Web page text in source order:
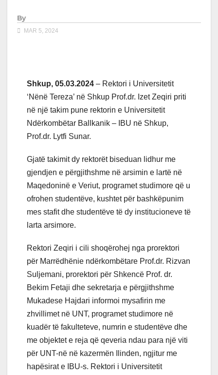
By
MAR 5, 2024
Shkup, 05.03.2024 – Rektori i Universitetit
‘Nënë Tereza’ në Shkup Prof.dr. Izet Zeqiri priti
në një takim pune rektorin e Universitetit
Ndërkombëtar Ballkanik – IBU në Shkup,
Prof.dr. Lytfi Sunar.
Gjatë takimit dy rektorët biseduan lidhur me
gjendjen e përgjithshme në arsimin e lartë në
Maqedoninë e Veriut, programet studimore që u
ofrohen studentëve, kushtet për bashkëpunim
mes stafit dhe studentëve të dy institucioneve të
larta arsimore.
Rektori Zeqiri i cili shoqërohej nga prorektori
për Marrëdhënie ndërkombëtare Prof.dr. Rizvan
Suljemani, prorektori për Shkencë Prof. dr.
Bekim Fetaji dhe sekretarja e përgjithshme
Mukadese Hajdari informoi mysafirin me
zhvillimet në UNT, programet studimore në
kuadër të fakulteteve, numrin e studentëve dhe
me objektet e reja që qeveria ndau para një viti
për UNT-në në kazermën Ilinden, ngjitur me
hapësirat e IBU-s. Rektori i Universitetit